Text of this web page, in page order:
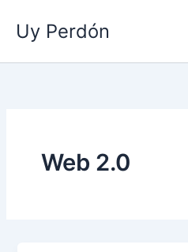
contenido
Uy Perdón
Web 2.0